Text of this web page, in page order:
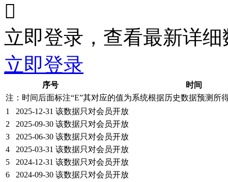

立即登录，查看最新详细
立即登录
序号
时间
注：时间后面标注“E”其对应的值为系统根据历史数据预测所
1
2025-12-31 该数据只对会员开放
2
2025-09-30 该数据只对会员开放
3
2025-06-30 该数据只对会员开放
4
2025-03-31 该数据只对会员开放
5
2024-12-31 该数据只对会员开放
6
2024-09-30 该数据只对会员开放